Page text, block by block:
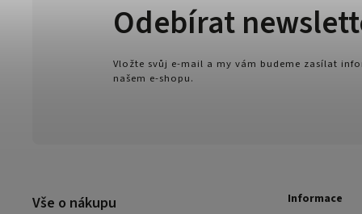
Vše o nákupu Informace
Odebírat
Vložte svůj e-mail a my vám budeme zasílat
našem e-shopu.